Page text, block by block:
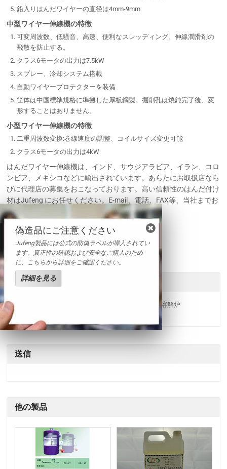
鉛入りはんだワイヤーの直径は4mm-9mm
中型ワイヤー伸線機の特徴
可変周波数、低騒音、高速、便利なスレッディング。伸線潤滑剤の
飛散を防止する。
クラス6モータの出力は7.5kW
スプレー、冷却システム搭載
自動ワイヤープロテクターを装備
筐体は中国標準規格に準拠した厚板鋼製。掘削孔は焼鈍完了後、変
形することはありません。
小型ワイヤー伸線機の特徴
二重周波数変換:巻線速度の調整、コイルサイズ変更可能
クラス6モータの出力は4kW
はんだワイヤー伸線機は、インド、サウジアラビア、イラン、コロ
ンビア、メキシコなどに輸出されています。あらたにお取扱店なら
びに代理店の募集をおこなっております。高い信頼性のはんだ付け
材はJufeng にお任せください。E-mail、電話、FAX等、当社までお
気軽にお問い合わせください。
関連用語
伸線機｜錫線装置｜はんだ付け用線材装置
関連製品
電気式はんだ溶解炉
送信
他の製品
偽造品にご注意ください
Jufeng製品には公式の防偽ラベルが導入されてい
ます。真正性の確認および安全なご購入のため
に、こちらから詳細をご確認ください。
詳細を見る